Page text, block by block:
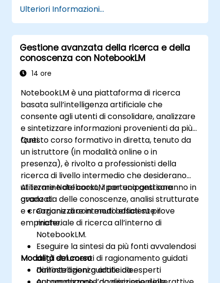
Ulteriori Informazioni...
Gestione avanzata della ricerca e della
conoscenza con NotebookLM
14 ore
NotebookLM è una piattaforma di ricerca
basata sull’intelligenza artificiale che
consente agli utenti di consolidare, analizzare
e sintetizzare informazioni provenienti da più
fonti.
Questo corso formativo in diretta, tenuto da
un istruttore (in modalità online o in
presenza), è rivolto a professionisti della
ricerca di livello intermedio che desiderano
utilizzare NotebookLM per una gestione
avanzata delle conoscenze, analisi strutturate
e creazione di contenuti basati su prove
empiriche.
Al termine del corso, i partecipanti saranno in
grado di:
Organizzare in modo efficiente il
materiale di ricerca all’interno di
NotebookLM.
Eseguire la sintesi da più fonti avvalendosi
degli strumenti di ragionamento guidati
dall’intelligenza artificiale.
Modalità del corso
Dimostrazioni guidate da esperti